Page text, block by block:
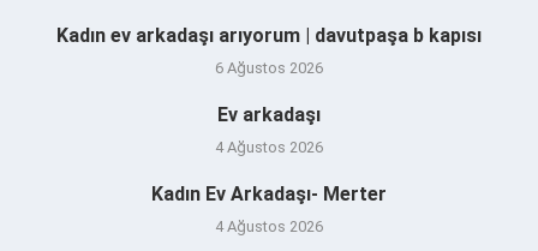
Kadın ev arkadaşı arıyorum | davutpaşa b kapısı
6 Ağustos 2026
Ev arkadaşı
4 Ağustos 2026
Kadın Ev Arkadaşı- Merter
4 Ağustos 2026